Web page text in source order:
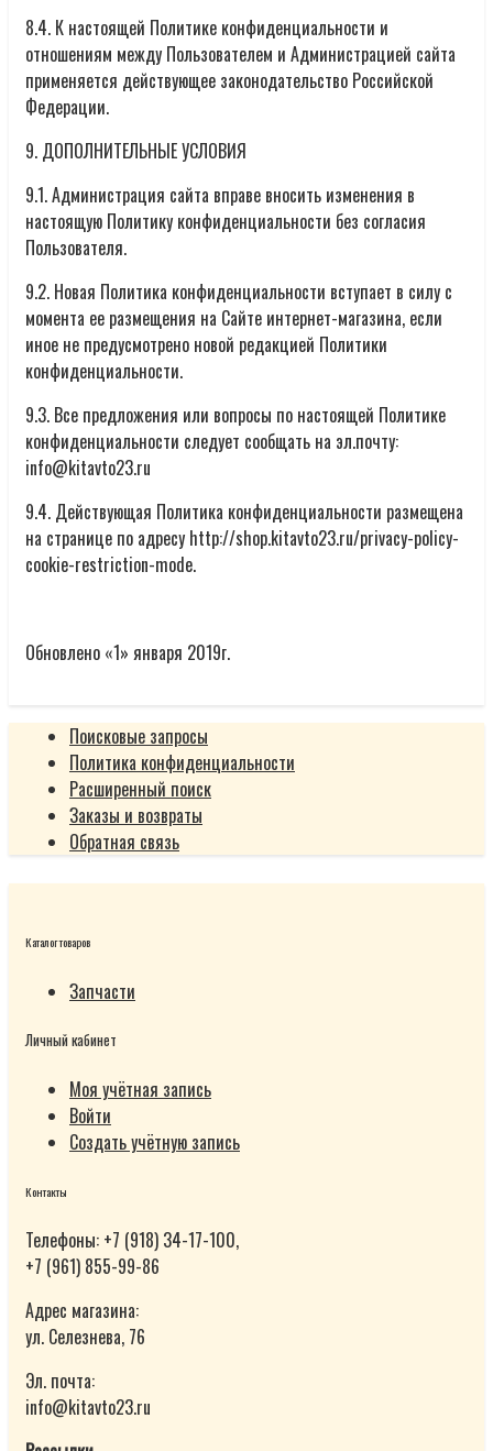
8.4. К настоящей Политике конфиденциальности и
отношениям между Пользователем и Администрацией сайта
применяется действующее законодательство Российской
Федерации.
9. ДОПОЛНИТЕЛЬНЫЕ УСЛОВИЯ
9.1. Администрация сайта вправе вносить изменения в
настоящую Политику конфиденциальности без согласия
Пользователя.
9.2. Новая Политика конфиденциальности вступает в силу с
момента ее размещения на Сайте интернет-магазина, если
иное не предусмотрено новой редакцией Политики
конфиденциальности.
9.3. Все предложения или вопросы по настоящей Политике
конфиденциальности следует сообщать на эл.почту:
info@kitavto23.ru
9.4. Действующая Политика конфиденциальности размещена
на странице по адресу http://shop.kitavto23.ru/privacy-policy-
cookie-restriction-mode.
Обновлено «1» января 2019г.
Поисковые запросы
Политика конфиденциальности
Расширенный поиск
Заказы и возвраты
Обратная связь
Каталог товаров
Запчасти
Личный кабинет
Моя учётная запись
Войти
Создать учётную запись
Контакты
Телефоны: +7 (918) 34-17-100,
+7 (961) 855-99-86
Адрес магазина:
ул. Селезнева, 76
Эл. почта:
info@kitavto23.ru